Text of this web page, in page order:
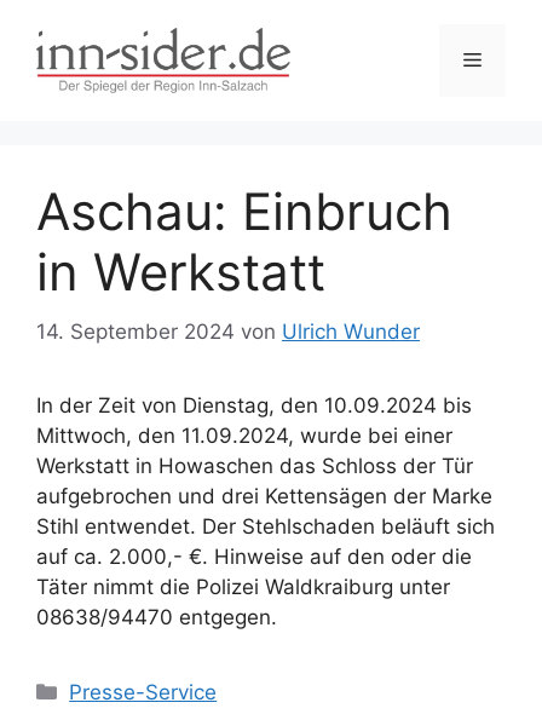
Inhalt
springen
Menü
Aschau: Einbruch
in Werkstatt
14. September 2024 von Ulrich Wunder
In der Zeit von Dienstag, den 10.09.2024 bis
Mittwoch, den 11.09.2024, wurde bei einer
Werkstatt in Howaschen das Schloss der Tür
aufgebrochen und drei Kettensägen der Marke
Stihl entwendet. Der Stehlschaden beläuft sich
auf ca. 2.000,- €. Hinweise auf den oder die
Täter nimmt die Polizei Waldkraiburg unter
08638/94470 entgegen.
Kategorien
Presse-Service